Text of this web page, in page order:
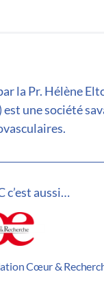
la Pr. Hélène
est une société
c’est aussi…
Cœur &